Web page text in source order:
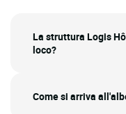
La struttura Logis
loco?
Come si arriva